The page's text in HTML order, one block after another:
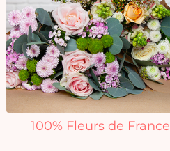
100% Fleurs de France